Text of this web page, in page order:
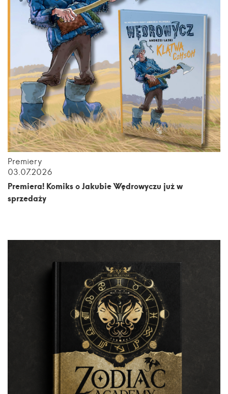
Premiery
03.07.2026
Premiera! Komiks o Jakubie Wędrowyczu już w
sprzedaży